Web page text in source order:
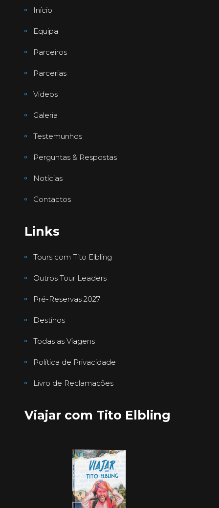
Início
Equipa
Parceiros
Parcerias
Videos
Galeria
Testemunhos
Perguntas & Respostas
Notícias
Contactos
Links
Tours com Tito Elbling
Outros Tour Leaders
Pré-Reservas 2027
Destinos
Todas as Viagens
Política de Privacidade
Livro de Reclamações
Viajar com Tito Elbling